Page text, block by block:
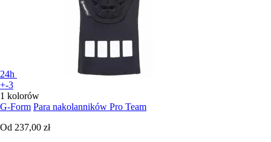
24h
+-3
1 kolorów
G-Form Para nakolanników Pro Team
Od 237,00 zł